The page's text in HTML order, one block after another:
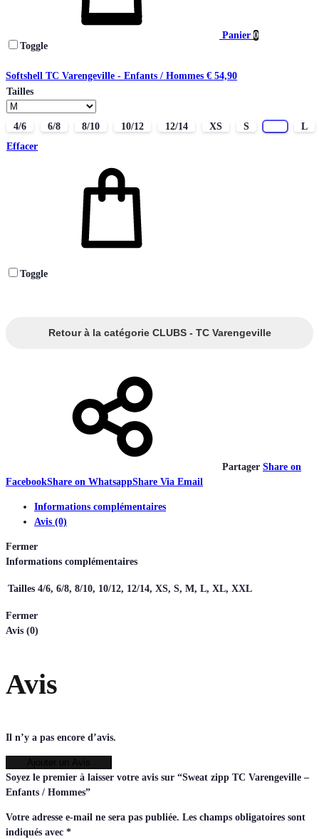
Panier 0
Toggle
Softshell TC Varengeville - Enfants / Hommes € 54,90
Tailles
4/6 6/8 8/10 10/12 12/14 XS S
L
Effacer
Toggle
Retour à la catégorie CLUBS - TC Varengeville
Partager Share on
FacebookShare on WhatsappShare Via Email
Informations complémentaires
Avis (0)
Fermer
Informations complémentaires
Tailles 4/6, 6/8, 8/10, 10/12, 12/14, XS, S, M, L, XL, XXL
Fermer
Avis (0)
Avis
Il n’y a pas encore d’avis.
Soyez le premier à laisser votre avis sur “Sweat zipp TC Varengeville –
Enfants / Hommes”
Votre adresse e-mail ne sera pas publiée. Les champs obligatoires sont
indiqués avec *